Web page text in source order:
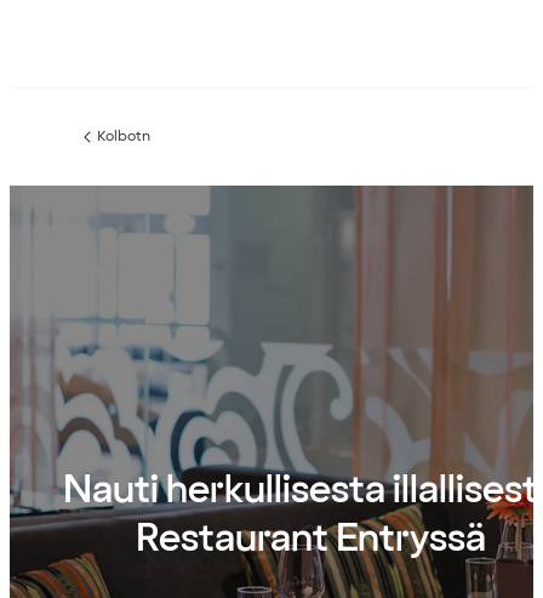
Edellinen
Kolbotn
Nauti herkullisesta
Restaurant Entryssä